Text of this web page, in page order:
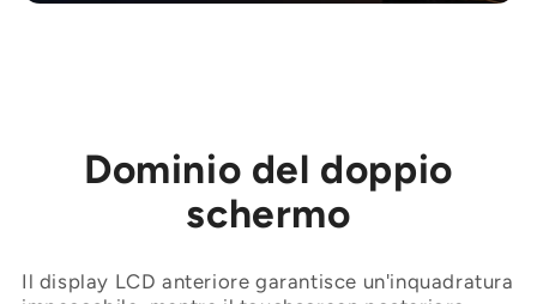
Dominio del doppio
schermo
Il display LCD anteriore garantisce un'inquadratura